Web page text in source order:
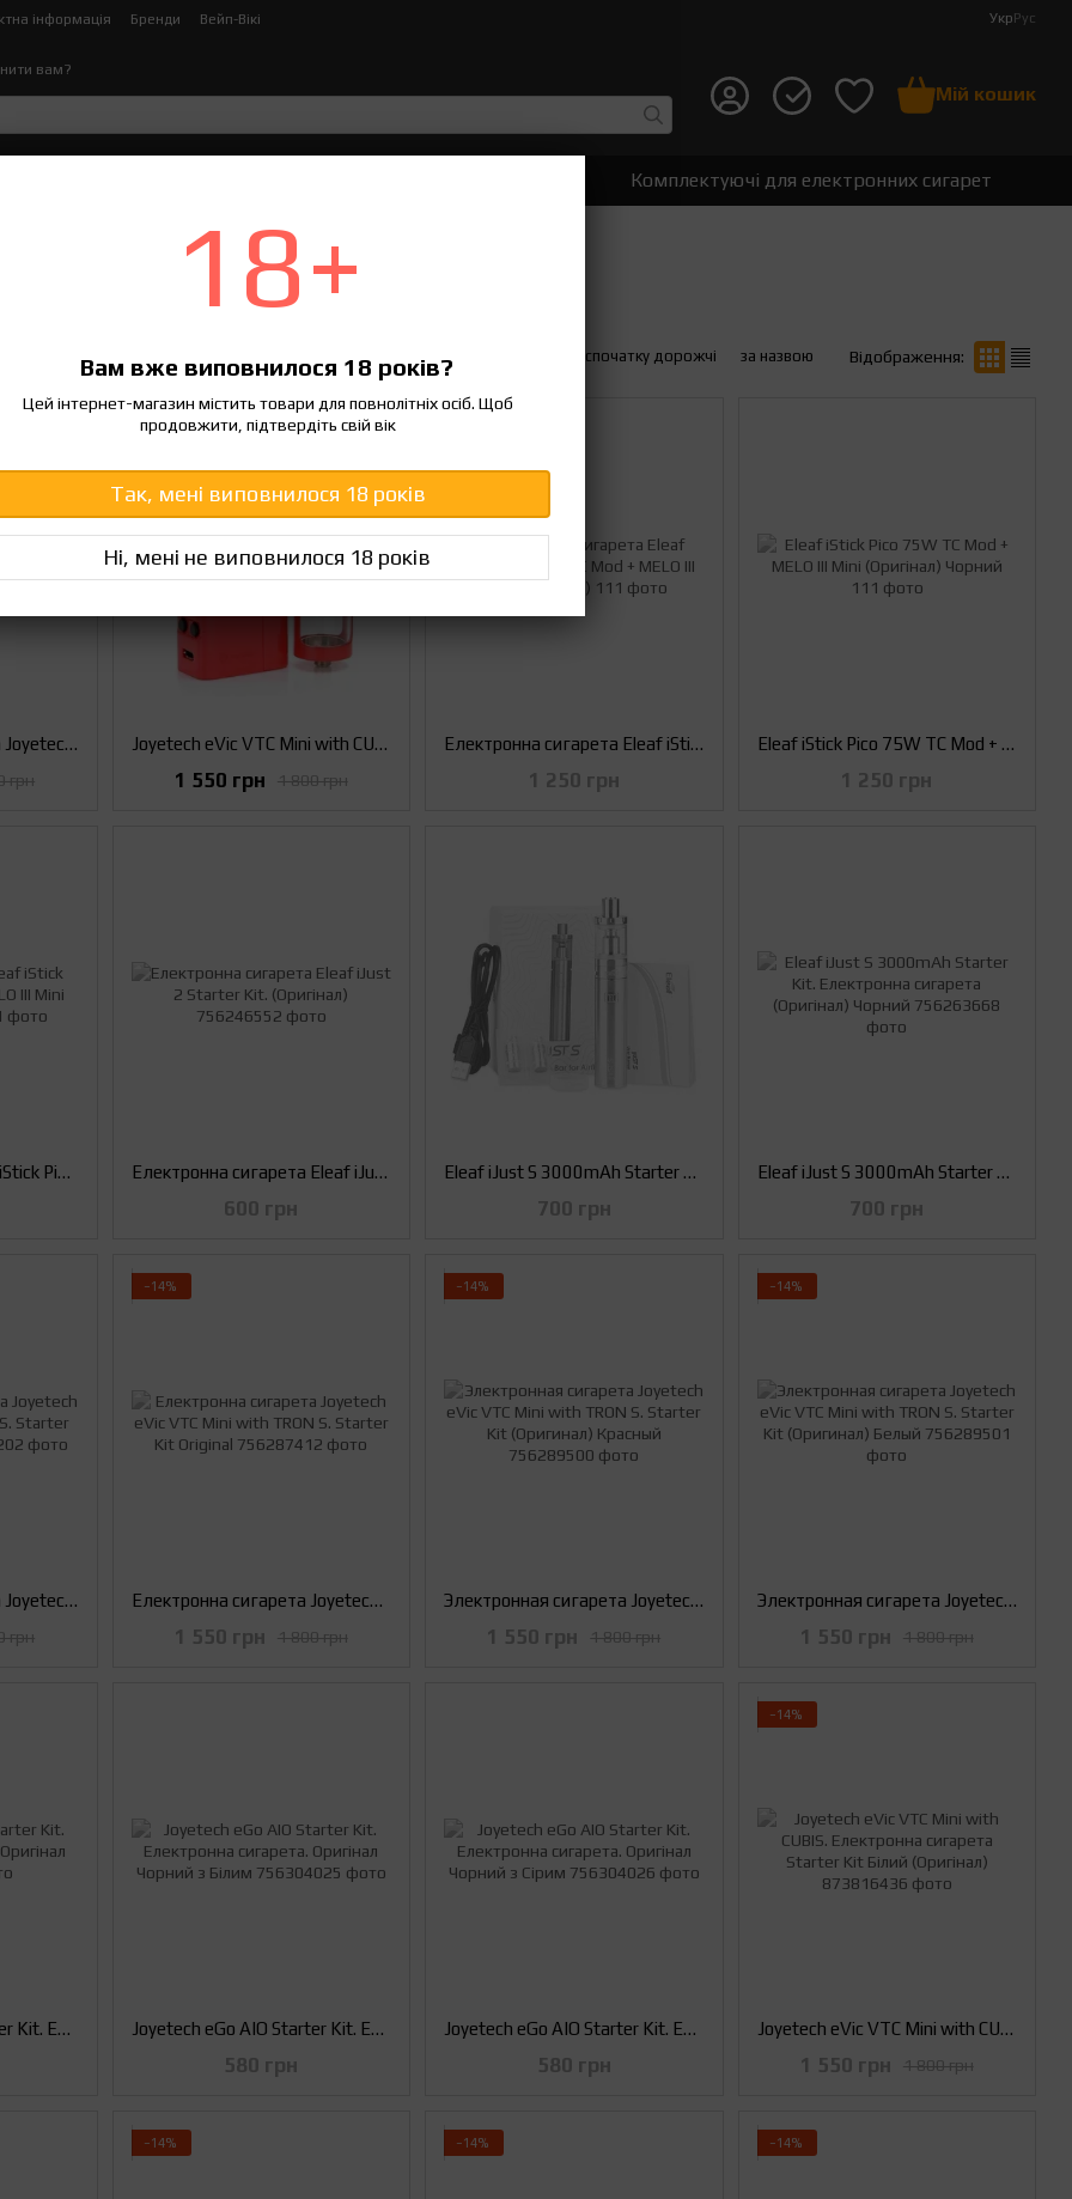
інформація Бренди Вейп-Вікі УкрРус
вам?
Мій кошик
сигарет Комплектуючі для електронних сигарет
та
спочатку дорожчі за назвою Відображення:
Электронная сигарета Joyetech eVic VTC Mini with TRON S. Starter Kit (Оригинал) Циан
грн
−14%
Joyetech eVic VTC Mini with CUBIS. Електронна сигарета Starter Kit Червоний (Оригінал)
1 800 грн
1 550 грн
Електронна сигарета Eleaf iStick Pico 75W TC Mod + MELO III Mini (Оригінал)
1 250 грн
Eleaf iStick Pico 75W TC Mod + MELO III Mini (Оригінал) Чорний
1 250 грн
Стартовий набір Eleaf iStick Pico 75W TC Mod + MELO III Mini (Оригінал) Сірий Електронна сигарета Eleaf iJust 2 Starter Kit. (Оригінал)
600 грн
Eleaf iJust S 3000mAh Starter Kit. Електронна сигарета (Оригінал) Сталевий
700 грн
Eleaf iJust S 3000mAh Starter Kit. Електронна сигарета (Оригінал) Чорний
700 грн
Электронная сигарета Joyetech eVic VTC Mini with CUBIS. Starter Kit (Оригинал)
грн
−14%
Електронна сигарета Joyetech eVic VTC Mini with TRON S. Starter Kit Original
1 800 грн
1 550 грн
−14%
Электронная сигарета Joyetech eVic VTC Mini with TRON S. Starter Kit (Оригинал) Красный
1 800 грн
1 550 грн
−14%
Электронная сигарета Joyetech eVic VTC Mini with TRON S. Starter Kit (Оригинал) Белый
1 800 грн
1 550 грн
Joyetech eGo AIO Starter Kit. Електронна сигарета. Оригінал Joyetech eGo AIO Starter Kit. Електронна сигарета. Оригінал Чорний з Білим
580 грн
Joyetech eGo AIO Starter Kit. Електронна сигарета. Оригінал Чорний з Сірим
580 грн
−14%
Joyetech eVic VTC Mini with CUBIS. Електронна сигарета Starter Kit Білий (Оригінал)
1 800 грн
1 550 грн
−14% −14% −14%
18+
Вам вже виповнилося 18 років?
Цей інтернет-магазин містить товари для повнолітніх осіб. Щоб
продовжити, підтвердіть свій вік
Так, мені виповнилося 18 років
Ні, мені не виповнилося 18 років